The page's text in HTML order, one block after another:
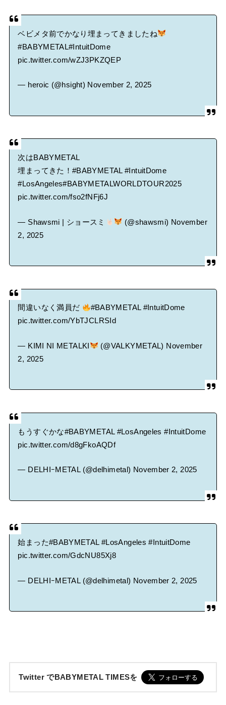
ベビメタ前でかなり埋まってきましたね
#BABYMETAL#IntuitDome
pic.twitter.com/wZJ3PKZQEP
— heroic (@hsight) November 2, 2025
次はBABYMETAL
埋まってきた！ #BABYMETAL #IntuitDome
#LosAngeles#BABYMETALWORLDTOUR2025
pic.twitter.com/fso2fNFj6J
— Shawsmi | ショースミ (@shawsmi) November
2, 2025
間違いなく満員だ #BABYMETAL #IntuitDome
pic.twitter.com/YbTJCLRSId
— KIMI NI METALKI (@VALKYMETAL) November
2, 2025
もうすぐかな#BABYMETAL #LosAngeles #IntuitDome
pic.twitter.com/d8gFkoAQDf
— DELHIｰMETAL (@delhimetal) November 2, 2025
始まった#BABYMETAL #LosAngeles #IntuitDome
pic.twitter.com/GdcNU85Xj8
— DELHIｰMETAL (@delhimetal) November 2, 2025
Twitter でBABYMETAL TIMESを